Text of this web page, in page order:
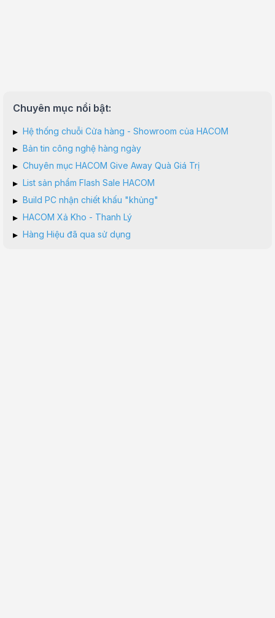
Chuyên mục nổi bật:
▸ Hệ thống chuỗi Cửa hàng - Showroom của HACOM
▸ Bản tin công nghệ hàng ngày
▸ Chuyên mục HACOM Give Away Quà Giá Trị
▸ List sản phẩm Flash Sale HACOM
▸ Build PC nhận chiết khấu "khủng"
▸ HACOM Xả Kho - Thanh Lý
▸ Hàng Hiệu đã qua sử dụng